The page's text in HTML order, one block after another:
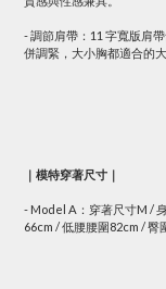
- 調節肩帶：11 字寬版肩
併調緊，大小胸都適合的大
｜模特穿著尺寸｜
- Model A： 穿著尺寸M /
66cm / 低腰腰圍82cm / 臀